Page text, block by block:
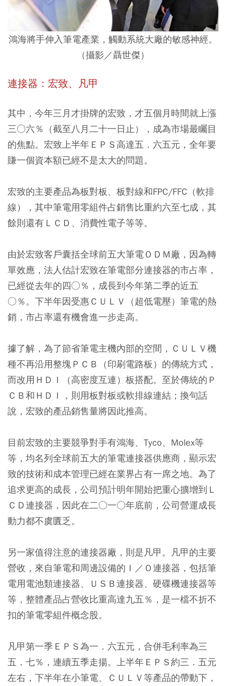
鴻海將手伸入筆電產業，觸動系統大廠的敏感神經。
（攝影／聶世傑）
連接器：宏致、凡甲
其中，今年三月才掛牌的宏致，才五個月時間就上漲
三○六％（截至八月二十一日止），成為市場最矚目
的焦點。宏致上半年ＥＰＳ高達五．六五元，全年要
賺一個資本額已經不是太大的問題。
宏致的主要產品為板對板、板對線和FPC/FFC（軟排
線），其中筆電用零組件占銷售比重約六至七成，其
餘則還有ＬＣＤ、消費性電子等等。
由於宏致客戶囊括全球前五大筆電ＯＤＭ廠，因為轉
單效應，法人估計宏致在筆電部分連接器的市占率，
已經從去年的四○％，成長到今年第二季的近五
○％。下半年因受惠ＣＵＬＶ（超低電壓）筆電的熱
銷，市占率還有機會進一步走高。
據了解，為了節省筆電主機內部的空間，ＣＵＬＶ機
種不再沿用整塊ＰＣＢ（印刷電路板）的傳統方式，
而改用ＨＤＩ（高密度互連）板搭配。至於傳統的Ｐ
ＣＢ和ＨＤＩ，則用板對板或軟排線連結；換句話
說，宏致的產品銷售量將因此推高。
目前宏致的主要競爭對手有鴻海、Tyco、Molex等
等，均名列全球前五大的筆電連接器供應商，顯示宏
致的技術和成本管理已經在業界占有一席之地。為了
追求更高的成長，公司預計明年開始把重心擴增到Ｌ
ＣＤ連接器，因此在二○一○年底前，公司營運成長
動力都不虞匱乏。
另一家值得注意的連接器廠，則是凡甲。凡甲的主要
營收，來自筆電和周邊設備的Ｉ／Ｏ連接器，包括筆
電用電池類連接器、ＵＳＢ連接器、硬碟機連接器等
等，整體產品占營收比重高達九五％，是一檔不折不
扣的筆電零組件概念股。
凡甲第一季ＥＰＳ為一．六五元，合併毛利率為三
五．七％，連續五季走揚。上半年ＥＰＳ約三．五元
左右，下半年在小筆電、ＣＵＬＶ等產品的帶動下，